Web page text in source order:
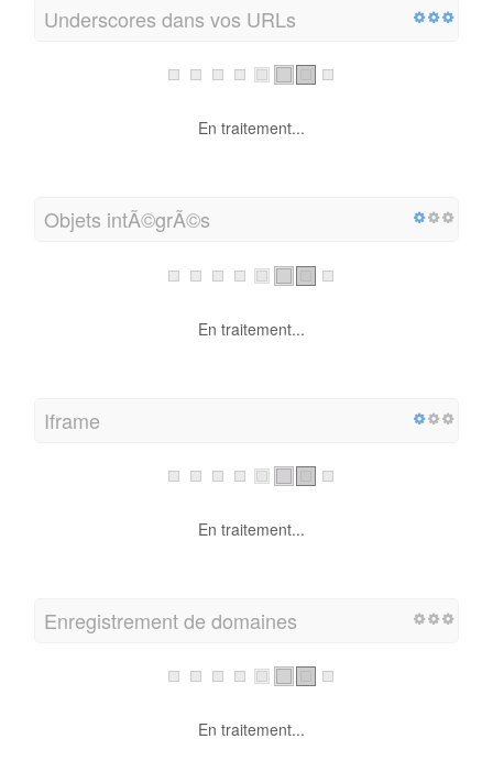
Underscores dans vos URLs
En traitement...
Objets intÃ©grÃ©s
En traitement...
Iframe
En traitement...
Enregistrement de domaines
En traitement...